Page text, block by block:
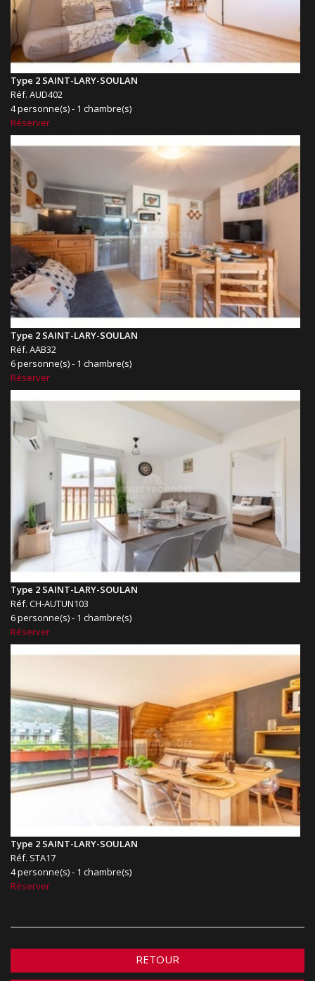
Type 2 SAINT-LARY-SOULAN
Réf. AUD402
4 personne(s) - 1 chambre(s)
Réserver
Type 2 SAINT-LARY-SOULAN
Réf. AAB32
6 personne(s) - 1 chambre(s)
Réserver
Type 2 SAINT-LARY-SOULAN
Réf. CH-AUTUN103
6 personne(s) - 1 chambre(s)
Réserver
Type 2 SAINT-LARY-SOULAN
Réf. STA17
4 personne(s) - 1 chambre(s)
Réserver
RETOUR